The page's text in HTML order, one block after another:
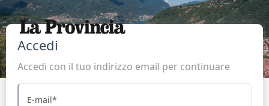
Accedi
Accedi con il tuo indirizzo email per continuare
E-mail*